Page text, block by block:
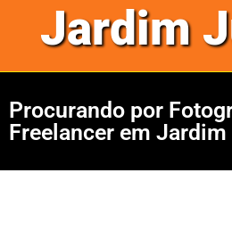
Jardim
Procurando por
Freelancer em